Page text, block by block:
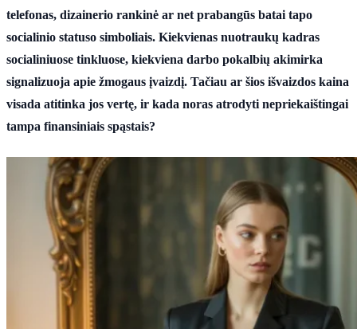
telefonas, dizainerio rankinė ar net prabangūs batai tapo
socialinio statuso simboliais. Kiekvienas nuotraukų kadras
socialiniuose tinkluose, kiekviena darbo pokalbių akimirka
signalizuoja apie žmogaus įvaizdį. Tačiau ar šios išvaizdos kaina
visada atitinka jos vertę, ir kada noras atrodyti nepriekaištingai
tampa finansiniais spąstais?